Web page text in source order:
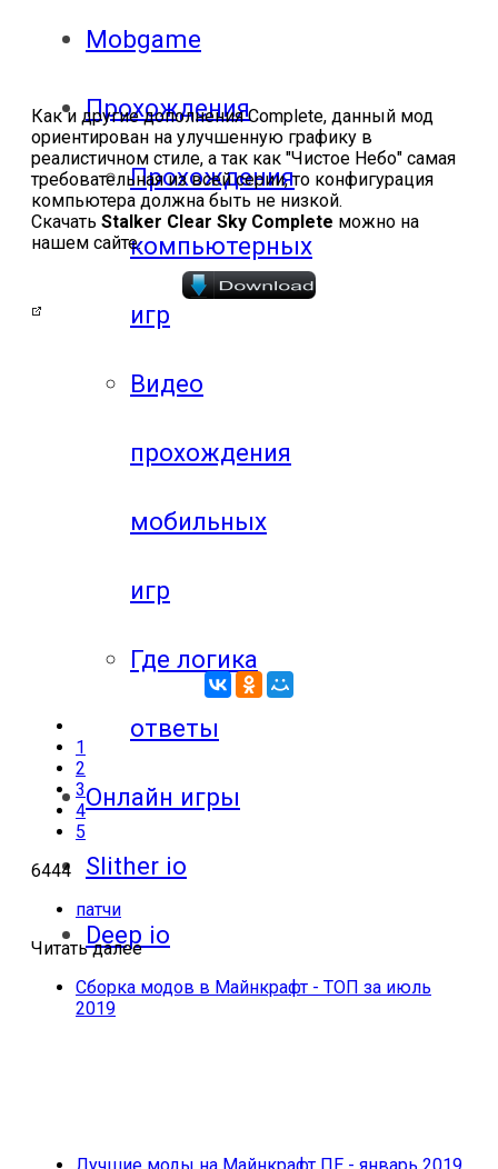
Mobgame
Прохождения
Прохождения
компьютерных
игр
Видео
прохождения
мобильных
игр
Где логика
ответы
Онлайн игры
Slither io
Deep io
Как и другие дополнения Complete, данный мод
ориентирован на улучшенную графику в
реалистичном стиле, а так как "Чистое Небо" самая
требовательная из всей серии, то конфигурация
компьютера должна быть не низкой.
Скачать Stalker Clear Sky Complete можно на
нашем сайте.
1
2
3
4
5
6444
патчи
Читать далее
Сборка модов в Майнкрафт - ТОП за июль
2019